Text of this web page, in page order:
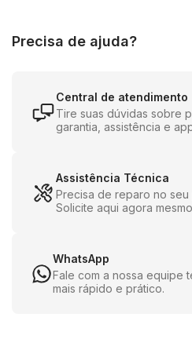
Precisa de ajuda?
Central de atendimento
Tire suas dúvidas sobre
garantia, assistência e
Assistência Técnica
Precisa de reparo no
Solicite aqui agora
WhatsApp
Fale com a nossa equipe
mais rápido e prático.